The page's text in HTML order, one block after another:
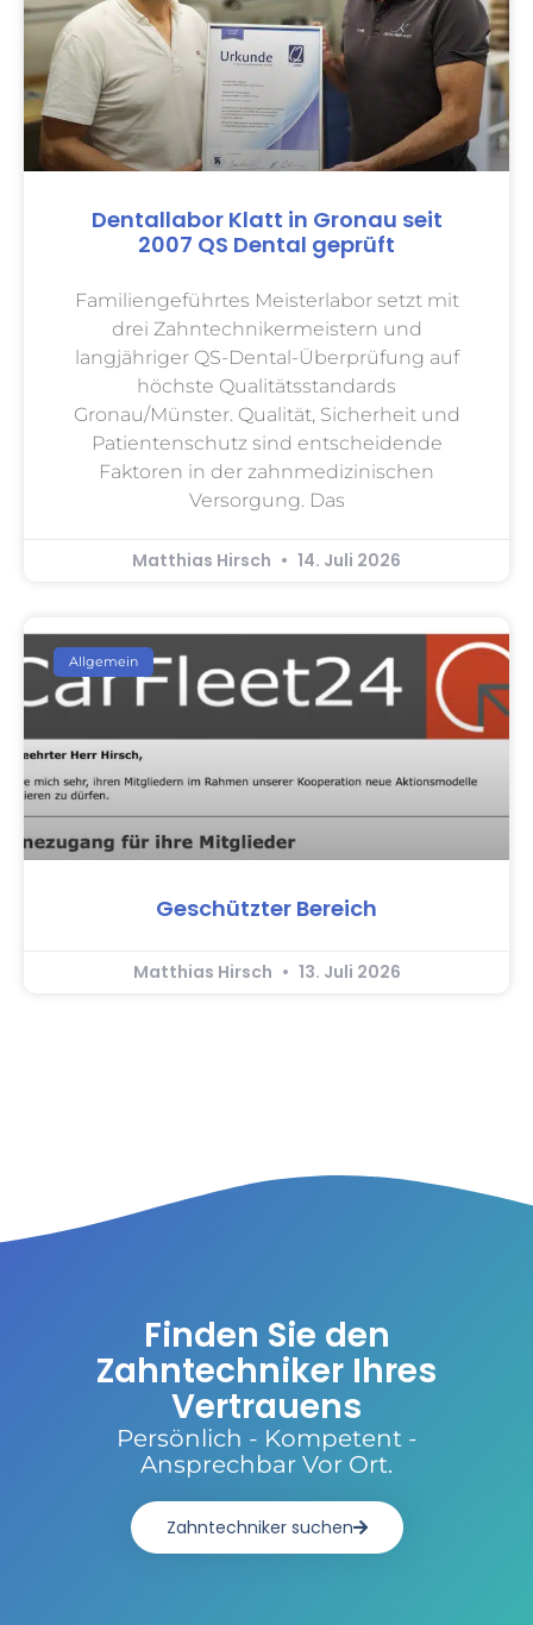
Dentallabor Klatt in Gronau seit
2007 QS Dental geprüft
Familiengeführtes Meisterlabor setzt mit
drei Zahntechnikermeistern und
langjähriger QS-Dental-Überprüfung auf
höchste Qualitätsstandards
Gronau/Münster. Qualität, Sicherheit und
Patientenschutz sind entscheidende
Faktoren in der zahnmedizinischen
Versorgung. Das
Matthias Hirsch 14. Juli 2026
Allgemein
Geschützter Bereich
Matthias Hirsch 13. Juli 2026
Finden Sie den
Zahntechniker Ihres
Vertrauens
Persönlich - Kompetent -
Ansprechbar Vor Ort.
Zahntechniker suchen